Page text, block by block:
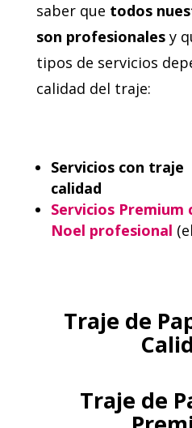
saber que todos
son profesionalesy
tipos de servicios
calidad del traje:
Servicios con traje
calidad
Servicios Premium
Noel profesional
Traje de
Traje de